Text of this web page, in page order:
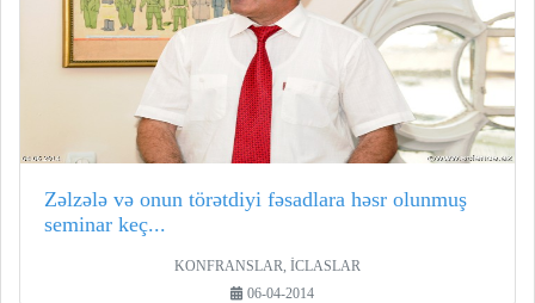
Zəlzələ və onun törətdiyi fəsadlara həsr olunmuş
seminar keç...
KONFRANSLAR, İCLASLAR
06-04-2014